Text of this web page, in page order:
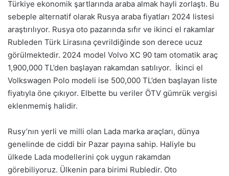
Türkiye ekonomik şartlarında araba almak hayli zorlaştı. Bu
sebeple alternatif olarak Rusya araba fiyatları 2024 listesi
araştırılıyor. Rusya oto pazarında sıfır ve ikinci el rakamlar
Rubleden Türk Lirasına çevrildiğinde son derece ucuz
görülmektedir. 2024 model Volvo XC 90 tam otomatik araç
1,900,000 TL’den başlayan rakamdan satılıyor. İkinci el
Volkswagen Polo modeli ise 500,000 TL’den başlayan liste
fiyatıyla öne çıkıyor. Elbette bu veriler ÖTV gümrük vergisi
eklenmemiş halidir.
Rusy’nın yerli ve milli olan Lada marka araçları, dünya
genelinde de ciddi bir Pazar payına sahip. Haliyle bu
ülkede Lada modellerini çok uygun rakamdan
görebiliyoruz. Ülkenin para birimi Rubledir. Oto